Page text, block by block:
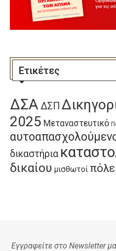
Ετικέτες
ΔΣΑ ΔΣΠ
2025 Μεταναστευτικό
δικαστήρια
δικαίου μισθωτοί
Εγγραφείτε στο Newsletter